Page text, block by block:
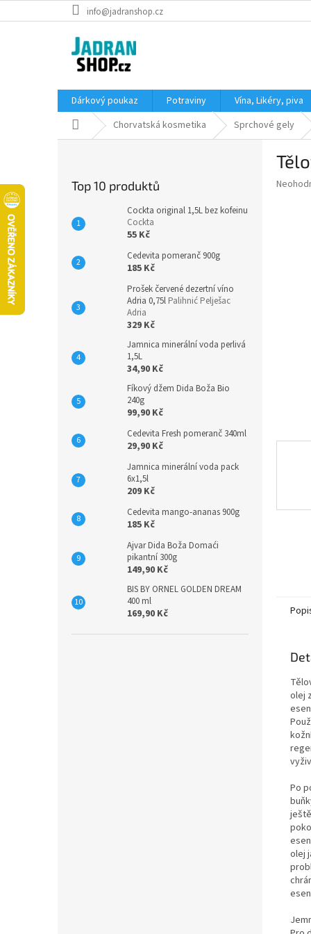
na
info@jadranshop.cz
Dárkový poukaz Potraviny Vína, Likéry, piva
Domů Chorvatská kosmetika Sprchové gely
Top 10 produktů
Cockta original 1,5L bez kofeinu
Cockta
55 Kč
Cedevita pomeranč 900g
185 Kč
Prošek červené dezertní víno
Adria 0,75l Palihnić Pelješac
Adria
329 Kč
Jamnica minerální voda perlivá
1,5L
34,90 Kč
Fíkový džem Dida Boža Bio
240g
99,90 Kč
Cedevita Fresh pomeranč 340ml
29,90 Kč
Jamnica minerální voda pack
6x1,5l
209 Kč
Cedevita mango-ananas 900g
185 Kč
Ajvar Dida Boža Domaći
pikantní 300g
149,90 Kč
BIS BY ORNEL GOLDEN DREAM
400 ml
169,90 Kč
olej
Po
olej